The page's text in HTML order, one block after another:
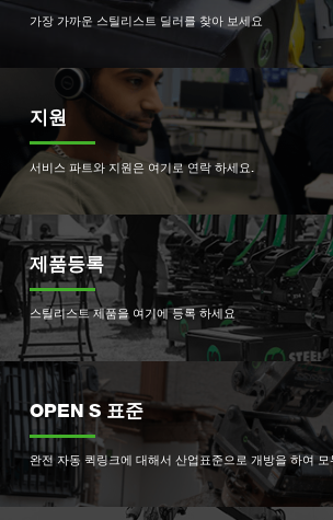
가장 가까운 스틸리스트 딜러를 찾아 보세요
지원
서비스 파트와 지원은 여기로 연락 하세요.
제품등록
스틸리스트 제품을 여기에 등록 하세요
OPEN S 표준
완전 자동 퀵링크에 대해서 산업표준으로 개방을 하여